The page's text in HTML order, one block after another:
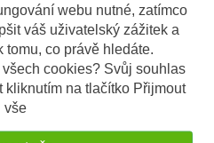
webu nutné, zatímco
váš uživatelský zážitek a
co právě hledáte.
cookies? Svůj souhlas
kliknutím na tlačítko Přijmout
vše